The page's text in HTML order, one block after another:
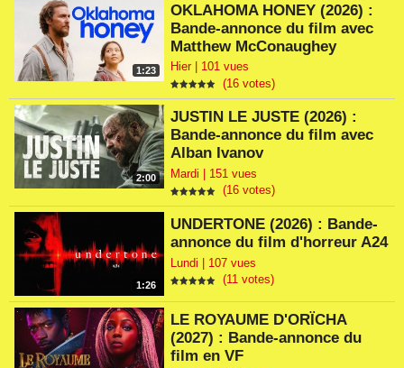
1:23
OKLAHOMA HONEY (2026) :
Bande-annonce du film avec
Matthew McConaughey
Hier | 101 vues
(16 votes)
2:00
JUSTIN LE JUSTE (2026) :
Bande-annonce du film avec
Alban Ivanov
Mardi | 151 vues
(16 votes)
1:26
UNDERTONE (2026) : Bande-
annonce du film d'horreur A24
Lundi | 107 vues
(11 votes)
LE ROYAUME D'ORÏCHA
(2027) : Bande-annonce du
film en VF